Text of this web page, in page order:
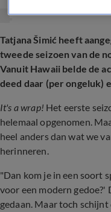
Tatjana Šimić heeft
tweede seizoen van de
Vanuit Hawaii belde de
deed daar (per ongeluk)
It's a wrap! Het eerste
helemaal opgenomen.
heel anders dan wat we
herinneren.
"Dan kom je in een soort
voor een modern
gedaan. Maar toch